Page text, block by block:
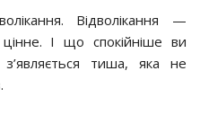
Відволікання —
І що спокійніше ви
тиша, яка не